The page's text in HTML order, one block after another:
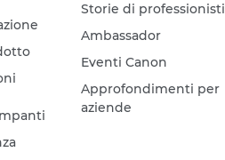
Storie di professionisti
Ambassador
Eventi Canon
Approfondimenti per
aziende